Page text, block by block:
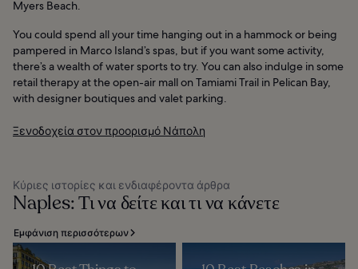
Myers Beach.
You could spend all your time hanging out in a hammock or being
pampered in Marco Island’s spas, but if you want some activity,
there’s a wealth of water sports to try. You can also indulge in some
retail therapy at the open-air mall on Tamiami Trail in Pelican Bay,
with designer boutiques and valet parking.
Ξενοδοχεία στον προορισμό Νάπολη
Κύριες ιστορίες και ενδιαφέροντα άρθρα
Naples: Τι να δείτε και τι να κάνετε
Εμφάνιση περισσότερων